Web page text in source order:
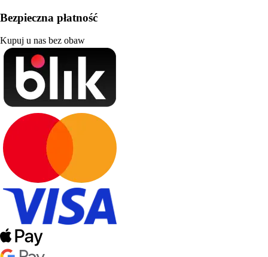
Bezpieczna płatność
Kupuj u nas bez obaw